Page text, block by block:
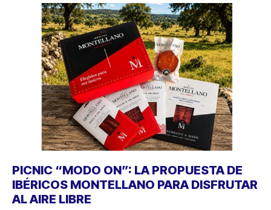
PICNIC “MODO ON”: LA PROPUESTA DE
IBÉRICOS MONTELLANO PARA DISFRUTAR
AL AIRE LIBRE